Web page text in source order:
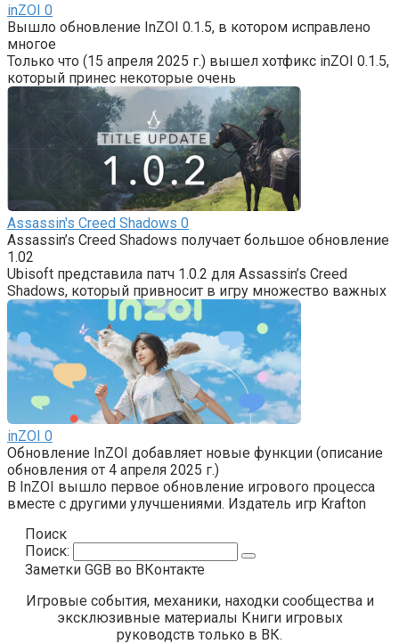
inZOI 0
Вышло обновление InZOI 0.1.5, в котором исправлено
многое
Только что (15 апреля 2025 г.) вышел хотфикс inZOI 0.1.5,
который принес некоторые очень
Assassin's Creed Shadows 0
Assassin’s Creed Shadows получает большое обновление
1.02
Ubisoft представила патч 1.0.2 для Assassin’s Creed
Shadows, который привносит в игру множество важных
inZOI 0
Обновление InZOI добавляет новые функции (описание
обновления от 4 апреля 2025 г.)
В InZOI вышло первое обновление игрового процесса
вместе с другими улучшениями. Издатель игр Krafton
Поиск
Поиск:
Заметки GGB во ВКонтакте
Игровые события, механики, находки сообщества и
эксклюзивные материалы Книги игровых
руководств только в ВК.